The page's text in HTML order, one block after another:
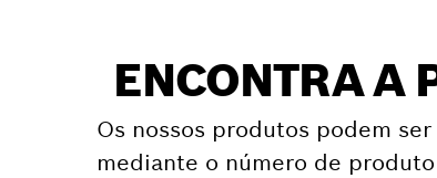
ENCONTRA A
Os nossos produtos podem
mediante o número de